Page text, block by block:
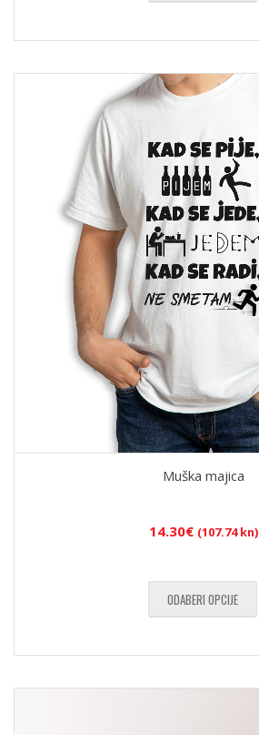
Muška majica
14.30€ (107.74 kn)
ODABERI OPCIJE